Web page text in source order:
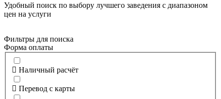
Удобный поиск по выбору лучшего заведения с диапазоном
цен на услуги
Фильтры для поиска
Форма оплаты
Наличный расчёт
Перевод с карты